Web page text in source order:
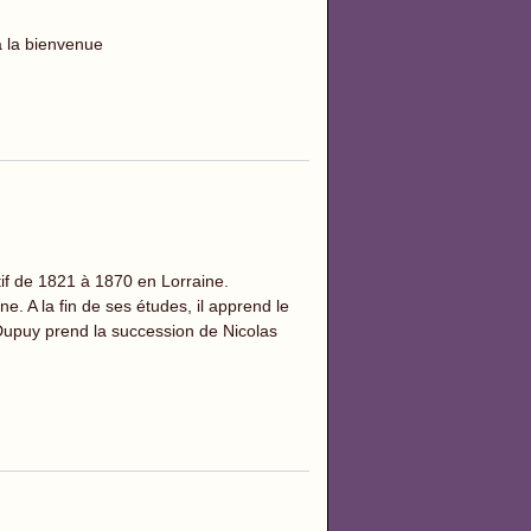
la bienvenue
de 1821 à 1870 en Lorraine.
A la fin de ses études, il apprend le
prend la succession de Nicolas